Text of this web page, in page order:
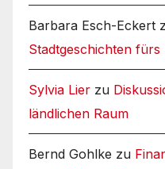
Barbara Esch-Eckert
Stadtgeschichten
Sylvia Lier zu
ländlichen Raum
Bernd Gohlke zu